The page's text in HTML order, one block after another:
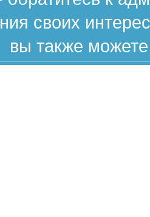
своих
вы также